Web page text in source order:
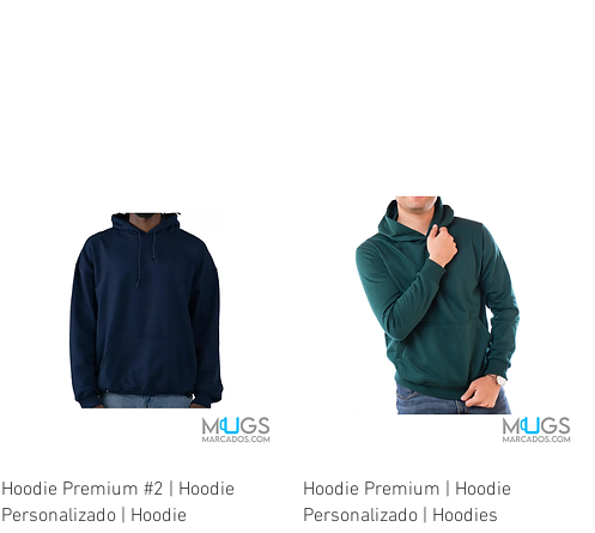
Quick View
Hoodie Premium #2 | Hoodie
Personalizado | Hoodie
Quick View
Hoodie Premium | Hoodie
Personalizado | Hoodies